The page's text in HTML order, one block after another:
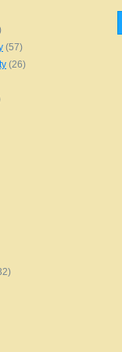
(57)
(26)